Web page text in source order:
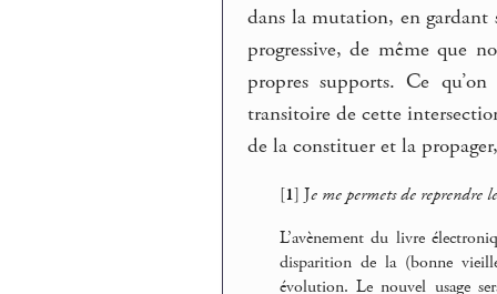
dans la mutation, en
progressive, de même que
propres supports. Ce
transitoire de cette
de la constituer et la
[1] Je me permets de reprendre
L’avènement du livre
disparition de la (bonne
évolution. Le nouvel usage